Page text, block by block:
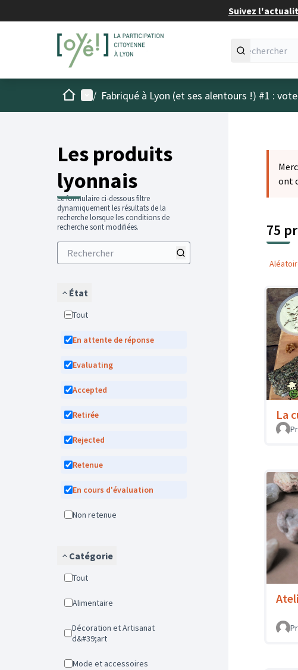
Suivez
AccueilMenu principal
/ Fabriqué à Lyon (et ses alentours !) #1 :
Les produits
lyonnais
Le formulaire ci-dessous filtre
dynamiquement les résultats de la
recherche lorsque les conditions de
recherche sont modifiées.
État
Tout
En attente de réponse
Evaluating
Accepted
Retirée
Rejected
Retenue
En cours d'évaluation
Non retenue
Catégorie
Tout
Alimentaire
Décoration et Artisanat
d&#39;art
Mode et accessoires
ont
75
La